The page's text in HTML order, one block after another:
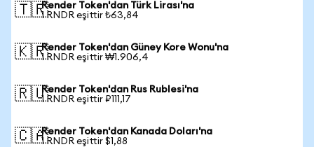
🇹🇷Render Token'dan Türk Lirası'na
1 RNDR eşittir ₺63,84
🇰🇷Render Token'dan Güney Kore Wonu'na
1 RNDR eşittir ₩1.906,4
🇷🇺Render Token'dan Rus Rublesi'na
1 RNDR eşittir ₽111,17
🇨🇦Render Token'dan Kanada Doları'na
1 RNDR eşittir $1,88